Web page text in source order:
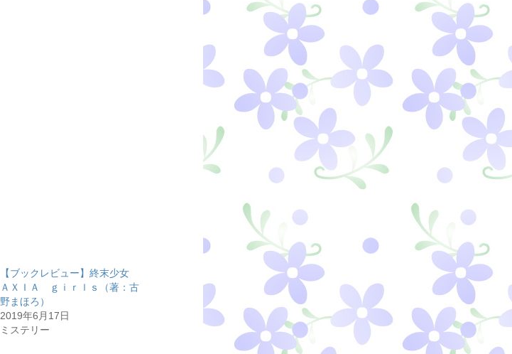
【ブックレビュー】終末少女
ＡＸＩＡ ｇｉｒｌｓ（著：古
野まほろ）
2019年6月17日
ミステリー